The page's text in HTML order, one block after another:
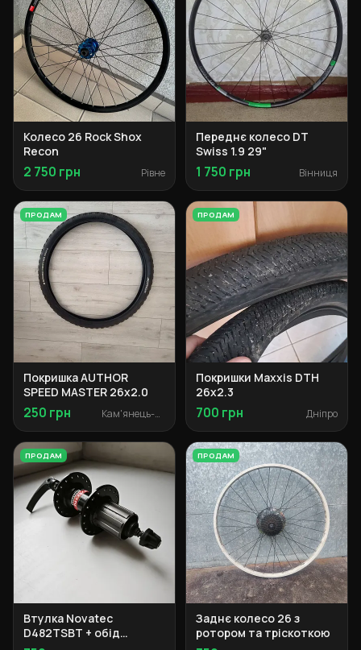
Колесо 26 Rock Shox
Recon
2 750 грн Рівне
Переднє колесо DT
Swiss 1.9 29"
1 750 грн Вінниця
ПРОДАМ
Покришка AUTHOR
SPEED MASTER 26x2.0
250 грн Кам'янець-Подільський
ПРОДАМ
Покришки Maxxis DTH
26x2.3
700 грн Дніпро
ПРОДАМ
Втулка Novatec
D482TSBT + обід
ПРОДАМ
Заднє колесо 26 з
ротором та тріскоткою